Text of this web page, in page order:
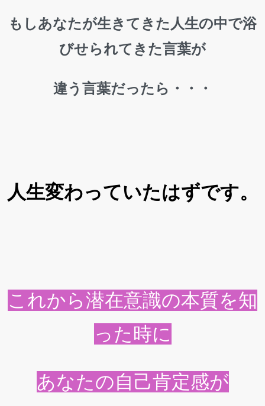
もしあなたが生きてきた人生の中で浴
びせられてきた言葉が
違う言葉だったら・・・
人生変わっていたはずです。
これから潜在意識の本質を知
った時に
あなたの自己肯定感が